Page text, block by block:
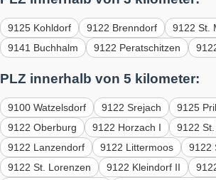
9125 Kohldorf 9122 Brenndorf 9122 St.
9141 Buchhalm
9122 Peratschitzen
PLZ innerhalb von 5 kilometer:
9100 Watzelsdorf 9122 Srejach 9125
9122 Oberburg
9122 Horzach I 9122
9122 Lanzendorf
9122 Littermoos 9122
9122 St. Lorenzen
9122 Kleindorf II